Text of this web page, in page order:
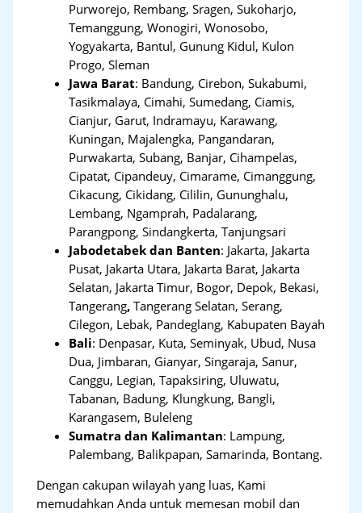
Purworejo, Rembang, Sragen, Sukoharjo,
Temanggung, Wonogiri, Wonosobo,
Yogyakarta, Bantul, Gunung Kidul, Kulon
Progo, Sleman
Jawa Barat: Bandung, Cirebon, Sukabumi,
Tasikmalaya, Cimahi, Sumedang, Ciamis,
Cianjur, Garut, Indramayu, Karawang,
Kuningan, Majalengka, Pangandaran,
Purwakarta, Subang, Banjar, Cihampelas,
Cipatat, Cipandeuy, Cimarame, Cimanggung,
Cikacung, Cikidang, Cililin, Gununghalu,
Lembang, Ngamprah, Padalarang,
Parangpong, Sindangkerta, Tanjungsari
Jabodetabek dan Banten: Jakarta, Jakarta
Pusat, Jakarta Utara, Jakarta Barat, Jakarta
Selatan, Jakarta Timur, Bogor, Depok, Bekasi,
Tangerang,Tangerang Selatan, Serang,
Cilegon, Lebak, Pandeglang, Kabupaten Bayah
Bali: Denpasar, Kuta, Seminyak, Ubud, Nusa
Dua, Jimbaran, Gianyar, Singaraja, Sanur,
Canggu, Legian, Tapaksiring, Uluwatu,
Tabanan, Badung, Klungkung, Bangli,
Karangasem, Buleleng
Sumatra dan Kalimantan: Lampung,
Palembang, Balikpapan, Samarinda, Bontang.
Dengan cakupan wilayah yang luas, Kami
memudahkan Anda untuk memesan mobil dan